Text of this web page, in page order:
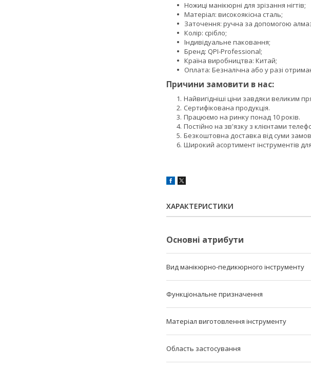
Ножиці манікюрні для зрізання нігтів;
Матеріал: високоякісна сталь;
Заточення: ручна за допомогою
Колір: срібло;
Індивідуальне паковання;
Бренд: QPI-Professional;
Країна виробництва: Китай;
Оплата: Безналічна або у разі
Причини замовити в нас:
Найвигідніші ціни завдяки великим
Сертифікована продукція.
Працюємо на ринку понад 10 років.
Постійно на зв'язку з клієнтами
Безкоштовна доставка від суми
Широкий асортимент інструментів
ХАРАКТЕРИСТИКИ
Основні атрибути
Вид манікюрно-педикюрного інструменту
Функціональне призначення
Матеріал виготовлення інструменту
Область застосування